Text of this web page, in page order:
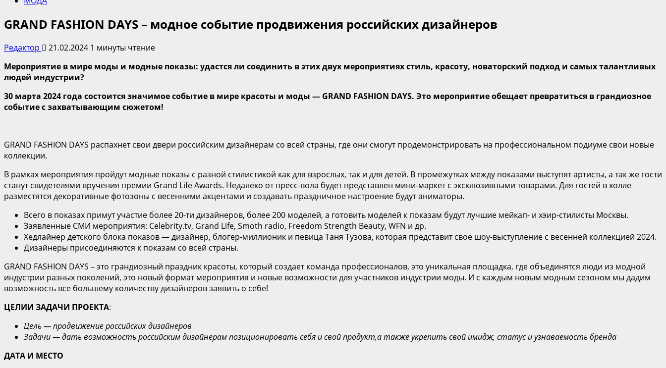
GRAND FASHION DAYS – модное событие продвижения российских дизайнеров
Редактор 21.02.2024 1 минуты чтение
Мероприятие в мире моды и модные показы: удастсяли соединить в этихдвух мероприятиях стиль, красоту, новаторский подход и самых талантливых
людей индустрии?
30 марта 2024 года состоится значимое событие в мире красоты и моды — GRAND FASHION DAYS. Это мероприятие обещает превратиться в грандиозное
событие с захватывающим сюжетом!
GRAND FASHION DAYS распахнет свои двери российским дизайнерам со всей страны, где они смогут продемонстрировать на профессиональном подиуме свои новые
коллекции.
В рамках мероприятия пройдут модные показы с разной стилистикой как для взрослых, так и для детей. В промежутках между показами выступят артисты, а так же гости
станут свидетелями вручения премии Grand Life Awards. Недалеко от пресс-вола будет представлен мини-маркет с эксклюзивными товарами. Для гостей в холле
разместятся декоративные фотозоны с весенними акцентами и создавать праздничное настроение будут аниматоры.
Всего в показах примут участие более 20-ти дизайнеров, более 200 моделей, а готовить моделей к показам будут лучшие мейкап- и хэир-стилисты Москвы.
Заявленные СМИ мероприятия: Celebrity.tv, Grand Life, Smoth radio, Freedom Strength Beauty, WFN и др.
Хедлайнер детского блока показов — дизайнер, блогер-миллионик и певица Таня Тузова, которая представит свое шоу-выступление с весенней коллекцией 2024.
Дизайнеры присоединяются к показам со всей страны.
GRAND FASHION DAYS – это грандиозный праздник красоты, который создает команда профессионалов, это уникальная площадка, где объединятся люди из модной
индустрии разных поколений, это новый формат мероприятия и новые возможности для участников индустрии моды. И с каждым новым модным сезоном мы дадим
возможность все большему количеству дизайнеров заявить о себе!
ЦЕЛИИ ЗАДАЧИ ПРОЕКТА:
Цель —продвижение российских дизайнеров
Задачи —дать возможность российским дизайнерам позиционироватьсебя и свой продукт,а такжеукрепить свой имидж, статус и узнаваемость бренда
ДАТА И МЕСТО